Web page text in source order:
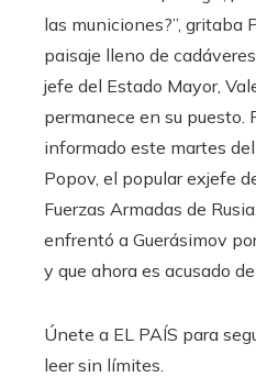
las municiones?”, gritaba
paisaje lleno de
jefe del Estado Mayor,
permanece en su puesto.
informado este martes
Popov, el popular exjefe
Fuerzas Armadas de
enfrentó a Guerásimov
y que ahora es acusado
Únete a EL PAÍS para
leer sin límites.